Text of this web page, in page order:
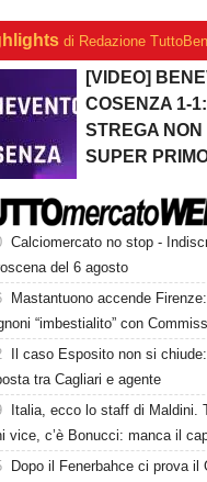
di Redazione
[VIDEO]
COSENZA 1-
STREGA NON
SUPER
Calciomercato no stop -
del 6 agosto
Mastantuono accende
“imbestialito” con
Il caso Esposito non si
tra Cagliari e agente
Italia, ecco lo staff di Maldini.
vice, c’è Bonucci: manca il
Dopo il Fenerbahce ci prova il